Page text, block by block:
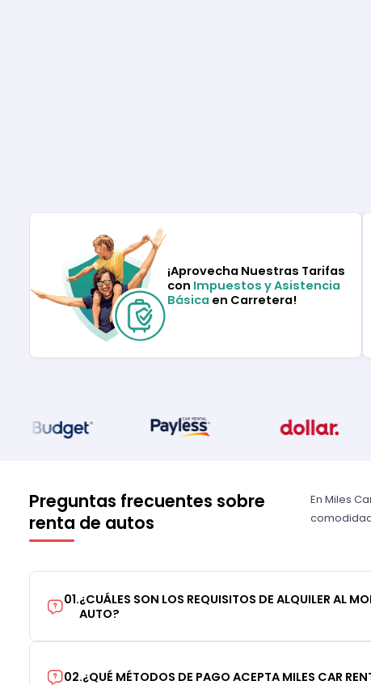
¡Aprovecha Nuestras Tarifas
con Impuestos y Asistencia
Básica en Carretera!
Preguntas frecuentes sobre
renta de autos
En Miles
01.¿CUÁLES SON LOS REQUISITOS DE ALQUILER AL
AUTO?
02.¿QUÉ MÉTODOS DE PAGO ACEPTA MILES CAR